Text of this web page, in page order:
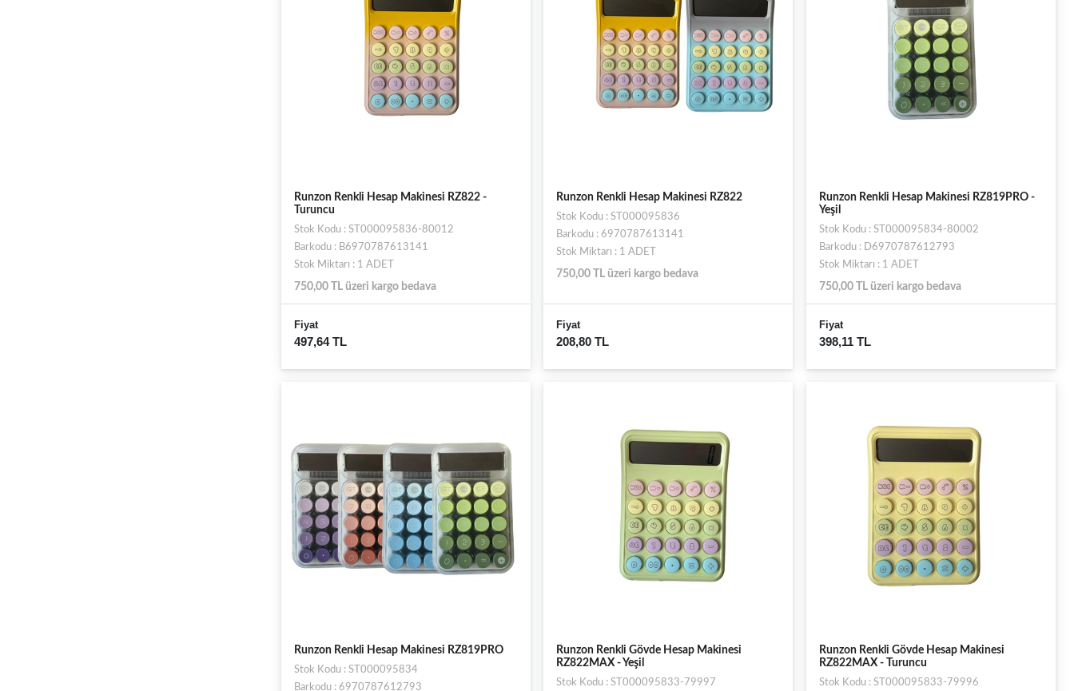
Runzon Renkli Hesap Makinesi RZ822 -
Turuncu
Stok Kodu : ST000095836-80012
Barkodu : B6970787613141
Stok Miktarı : 1 ADET
750,00 TL üzeri kargo bedava
Fiyat
497,64 TL
Runzon Renkli Hesap Makinesi RZ822
Stok Kodu : ST000095836
Barkodu : 6970787613141
Stok Miktarı : 1 ADET
750,00 TL üzeri kargo bedava
Fiyat
208,80 TL
Runzon Renkli Hesap Makinesi RZ819PRO -
Yeşil
Stok Kodu : ST000095834-80002
Barkodu : D6970787612793
Stok Miktarı : 1 ADET
750,00 TL üzeri kargo bedava
Fiyat
398,11 TL
Runzon Renkli Hesap Makinesi RZ819PRO
Stok Kodu : ST000095834
Barkodu : 6970787612793
Runzon Renkli Gövde Hesap Makinesi
RZ822MAX - Yeşil
Stok Kodu : ST000095833-79997
Runzon Renkli Gövde Hesap Makinesi
RZ822MAX - Turuncu
Stok Kodu : ST000095833-79996